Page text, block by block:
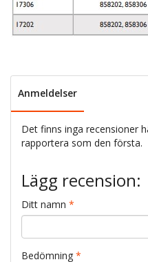
Anmeldelser
Det finns inga recensioner
rapportera som den första.
Lägg recension:
Ditt namn
Bedömning